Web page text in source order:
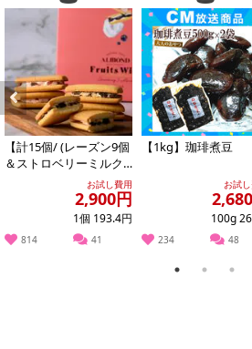
Previous
【計15個/ (レーズン9個
＆ストロベリーミルク6
個)】フルーツウィッチ
お試し費用
2,900円
1個 193.4円
814 41
【1kg】珈琲煮豆
お試
100g
234 48
1 2 3